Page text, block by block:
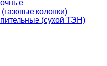
колонки)
(сухой ТЭН)